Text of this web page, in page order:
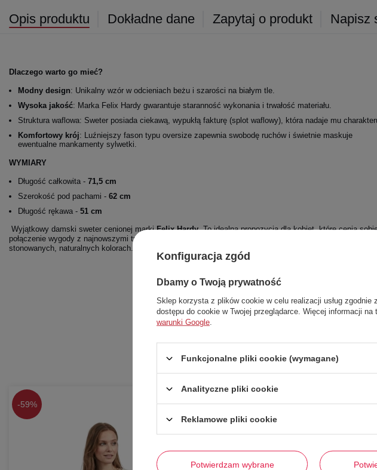
Opis produktu Dokładne dane Zapytaj o produkt Napisz
Dlaczego warto go mieć?
Modny design: Unikalny wzór w odcieniach beżu i szarości na białym tle.
Wysoka jakość: Marka Felix Hardy gwarantuje staranność wykonania i trwałość materiału.
Struktura waflowa: Sweter posiada ciekawą, wypukłą fakturę (splot waflowy), która nadaje mu
Komfortowy krój: Luźniejszy fason typu oversize zapewnia swobodę ruchów i świetnie maskuje
ewentualne mankamenty sylwetki.
WYMIARY
Długość całkowita - 71,5 cm
Szerokość pod pachami - 62 cm
Długość rękawa - 51 cm
Wyjątkowy damski sweter cenionej markiFelix Hardy. To idealna propozycja dla kobiet, które cenią
połączenie wygody z najnowszymi trendami. Sweter wyróżnia się modnym wzorem typu tie-dye w
stonowanych, naturalnych kolorach.
-59%
Konfiguracja zgód
Dbamy o Twoją prywatność
Sklep korzysta z plików cookie w celu realizacji usług zgodnie z
dostępu do cookie w Twojej przeglądarce. Więcej informacji
warunki Google
Funkcjonalne pliki cookie (wymagane)
Analityczne pliki cookie
Reklamowe pliki cookie
Potwierdzam wybrane